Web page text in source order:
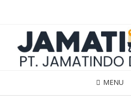
MENU